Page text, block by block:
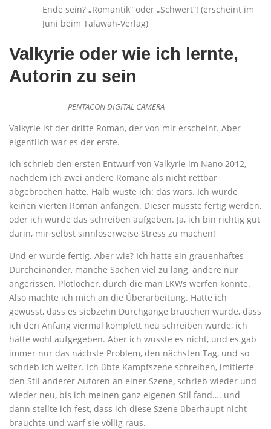
Ende sein? „Romantik“ oder „Schwert“! (erscheint im
Juni beim Talawah-Verlag)
Valkyrie oder wie ich lernte,
Autorin zu sein
PENTACON DIGITAL CAMERA
Valkyrie ist der dritte Roman, der von mir erscheint. Aber
eigentlich war es der erste.
Ich schrieb den ersten Entwurf von Valkyrie im Nano 2012,
nachdem ich zwei andere Romane als nicht rettbar
abgebrochen hatte. Halb wuste ich: das wars. Ich würde
keinen vierten Roman anfangen. Dieser musste fertig werden,
oder ich würde das schreiben aufgeben. Ja, ich bin richtig gut
darin, mir selbst sinnloserweise Stress zu machen!
Und er wurde fertig. Aber wie? Ich hatte ein grauenhaftes
Durcheinander, manche Sachen viel zu lang, andere nur
angerissen, Plotlöcher, durch die man LKWs werfen konnte.
Also machte ich mich an die Überarbeitung. Hätte ich
gewusst, dass es siebzehn Durchgänge brauchen würde, dass
ich den Anfang viermal komplett neu schreiben würde, ich
hätte wohl aufgegeben. Aber ich wusste es nicht, und es gab
immer nur das nächste Problem, den nächsten Tag, und so
schrieb ich weiter. Ich übte Kampfszene schreiben, imitierte
den Stil anderer Autoren an einer Szene, schrieb wieder und
wieder neu, bis ich meinen ganz eigenen Stil fand…. und
dann stellte ich fest, dass ich diese Szene überhaupt nicht
brauchte und warf sie völlig raus.